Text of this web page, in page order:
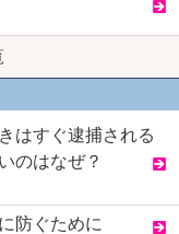
はすぐ逮捕される
のはなぜ？
防ぐために